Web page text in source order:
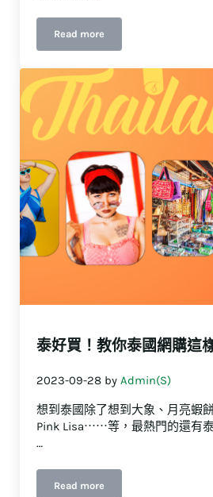
Read more越南必備！百貨公司、小吃
泰好買！教你泰國網購這
2023-09-28 byAdmin(S)
想到泰國除了想到大象、月亮蝦
Pink Lisa⋯⋯等，最熱門的還有
…
Read more泰好買！教你泰國網購這樣聰